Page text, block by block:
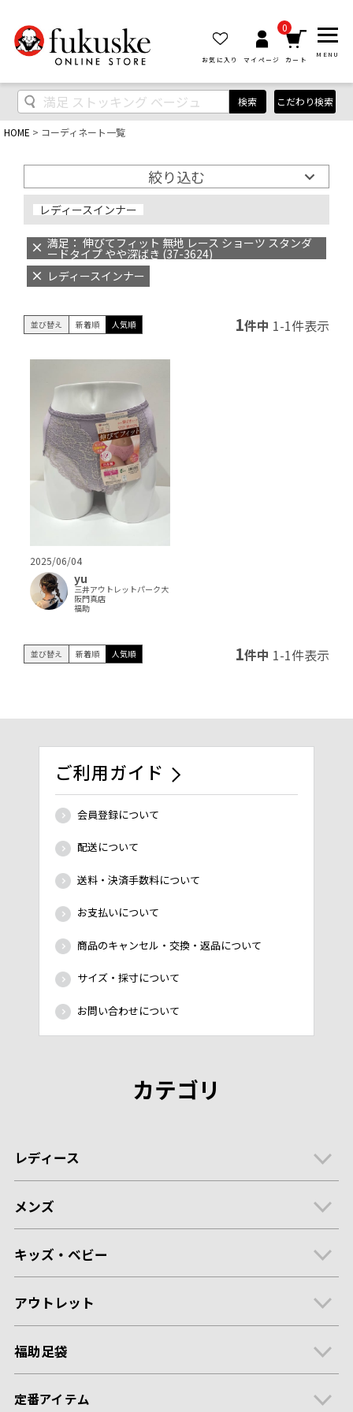
お気に入り マイページ
0
カート
MENU
検索 こだわり検索
HOME コーディネート一覧
絞り込む
レディースインナー
満足： 伸びてフィット 無地 レース ショーツ スタンダ
ードタイプ やや深ばき (37-3624)
レディースインナー
並び替え 新着順 人気順 1件中 1-1件表示
2025/06/04
yu
三井アウトレットパーク大
阪門真店
福助
並び替え 新着順 人気順 1件中 1-1件表示
ご利用ガイド
会員登録について
配送について
送料・決済手数料について
お支払いについて
商品のキャンセル・交換・返品について
サイズ・採寸について
お問い合わせについて
カテゴリ
レディース
メンズ
キッズ・ベビー
アウトレット
福助足袋
定番アイテム